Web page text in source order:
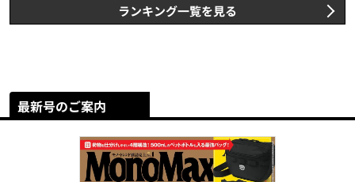
ランキング一覧を見る
最新号のご案内